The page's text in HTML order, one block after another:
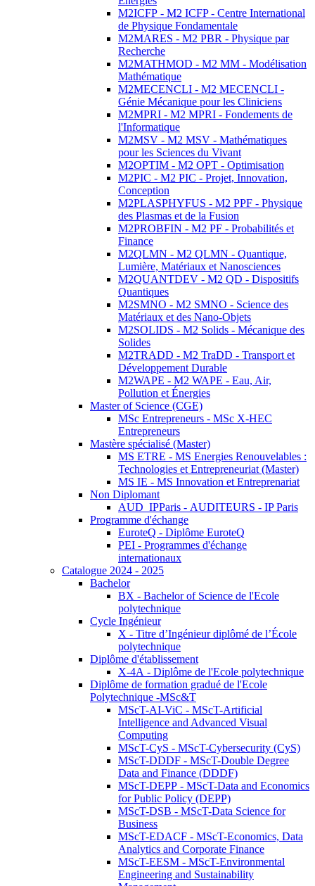
M2ICFP - M2 ICFP - Centre International
de Physique Fondamentale
M2MARES - M2 PBR - Physique par
Recherche
M2MATHMOD - M2 MM - Modélisation
Mathématique
M2MECENCLI - M2 MECENCLI -
Génie Mécanique pour les Cliniciens
M2MPRI - M2 MPRI - Fondements de
l'Informatique
M2MSV - M2 MSV - Mathématiques
pour les Sciences du Vivant
M2OPTIM - M2 OPT - Optimisation
M2PIC - M2 PIC - Projet, Innovation,
Conception
M2PLASPHYFUS - M2 PPF - Physique
des Plasmas et de la Fusion
M2PROBFIN - M2 PF - Probabilités et
Finance
M2QLMN - M2 QLMN - Quantique,
Lumière, Matériaux et Nanosciences
M2QUANTDEV - M2 QD - Dispositifs
Quantiques
M2SMNO - M2 SMNO - Science des
Matériaux et des Nano-Objets
M2SOLIDS - M2 Solids - Mécanique des
Solides
M2TRADD - M2 TraDD - Transport et
Développement Durable
M2WAPE - M2 WAPE - Eau, Air,
Pollution et Énergies
Master of Science (CGE)
MSc Entrepreneurs - MSc X-HEC
Entrepreneurs
Mastère spécialisé (Master)
MS ETRE - MS Energies Renouvelables :
Technologies et Entrepreneuriat (Master)
MS IE - MS Innovation et Entreprenariat
Non Diplomant
AUD_IPParis - AUDITEURS - IP Paris
Programme d'échange
EuroteQ - Diplôme EuroteQ
PEI - Programmes d'échange
internationaux
Catalogue 2024 - 2025
Bachelor
BX - Bachelor of Science de l'Ecole
polytechnique
Cycle Ingénieur
X - Titre d’Ingénieur diplômé de l’École
polytechnique
Diplôme d'établissement
X-4A - Diplôme de l'Ecole polytechnique
Diplôme de formation gradué de l'Ecole
Polytechnique -MSc&T
MScT-AI-ViC - MScT-Artificial
Intelligence and Advanced Visual
Computing
MScT-CyS - MScT-Cybersecurity (CyS)
MScT-DDDF - MScT-Double Degree
Data and Finance (DDDF)
MScT-DEPP - MScT-Data and Economics
for Public Policy (DEPP)
MScT-DSB - MScT-Data Science for
Business
MScT-EDACF - MScT-Economics, Data
Analytics and Corporate Finance
MScT-EESM - MScT-Environmental
Engineering and Sustainability